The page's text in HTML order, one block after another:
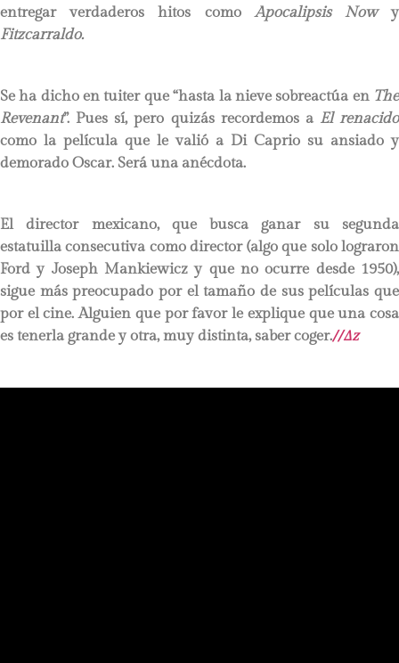
entregar verdaderos hitos comoApocalipsis Nowy
Fitzcarraldo.
Se ha dicho en tuiter que “hasta la nieve sobreactúa en The
Revenant”. Pues sí, pero quizás recordemos a El renacido
como la película que le valió a Di Caprio su ansiado y
demorado Oscar. Será una anécdota.
El director mexicano, que busca ganar su segunda
estatuilla consecutiva como director (algo que solo lograron
Ford y Joseph Mankiewicz y que no ocurre desde 1950),
sigue más preocupado por el tamaño de sus películas que
por el cine. Alguien que por favor le explique que una cosa
es tenerla grande y otra, muy distinta, saber coger.//∆z